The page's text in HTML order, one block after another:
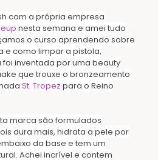
com a própria empresa
nesta semana e amei tudo
o curso aprendendo sobre
e como limpar a pistola,
foi inventada por uma beauty
que trouxe o bronzeamento
St. Tropez para o Reino
marca são formulados
dura mais, hidrata a pele por
da base e tem um
Achei incrível e contem